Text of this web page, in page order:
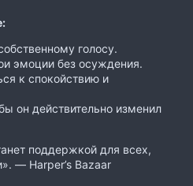
голосу.
эмоции без осуждения.
к спокойствию и
он действительно изменил
поддержкой для всех,
— Harper’s Bazaar